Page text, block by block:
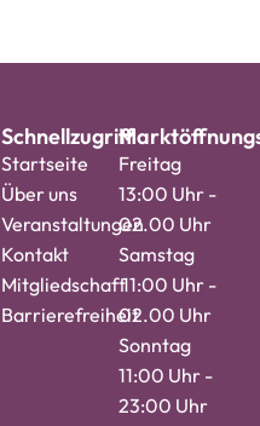
Schnellzugriff
Startseite
Über uns
Veranstaltungen
Kontakt
Mitgliedschaft
Barrierefreiheit
Freitag
13:00 Uhr -
02.00 Uhr
Samstag
11:00 Uhr -
02.00 Uhr
Sonntag
11:00 Uhr -
23:00 Uhr